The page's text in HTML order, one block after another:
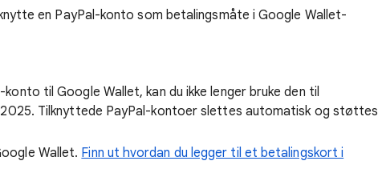
en PayPal-konto som betalingsmåte i Google Wallet-
til Google Wallet, kan du ikke lenger bruke den til
2025. Tilknyttede PayPal-kontoer slettes automatisk og støttes
Wallet. Finn ut hvordan du legger til et betalingskort i